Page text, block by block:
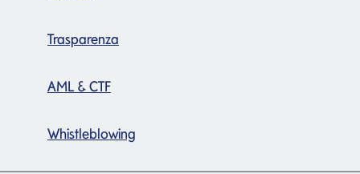
Trasparenza
AML & CTF
Whistleblowing